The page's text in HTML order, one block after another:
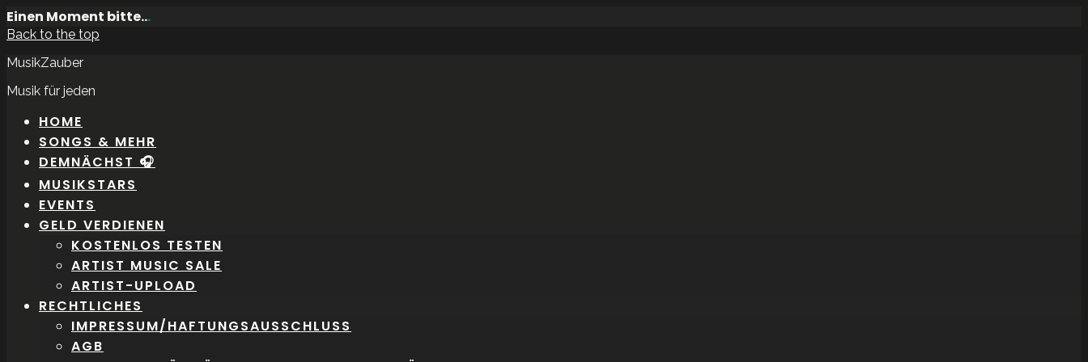
Einen Moment bitte...
Back to the top
MusikZauber
Musik für jeden
HOME
SONGS & MEHR
DEMNÄCHST 🎧
MUSIKSTARS
EVENTS
GELD VERDIENEN
KOSTENLOS TESTEN
ARTIST MUSIC SALE
ARTIST-UPLOAD
RECHTLICHES
IMPRESSUM/HAFTUNGSAUSSCHLUSS
AGB